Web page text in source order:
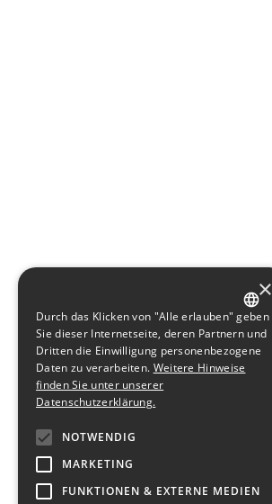
GERMAN
ENGLISH
×
Durch das Klicken von "Alle erlauben" geben
Sie dieser Internetseite, deren Partnern und
Dritten die Einwilligung personenbezogene
Daten zu verarbeiten. Weitere Hinweise
finden Sie unter unserer
Datenschutzerklärung.
NOTWENDIG
MARKETING
FUNKTIONEN & EXTERNE MEDIEN